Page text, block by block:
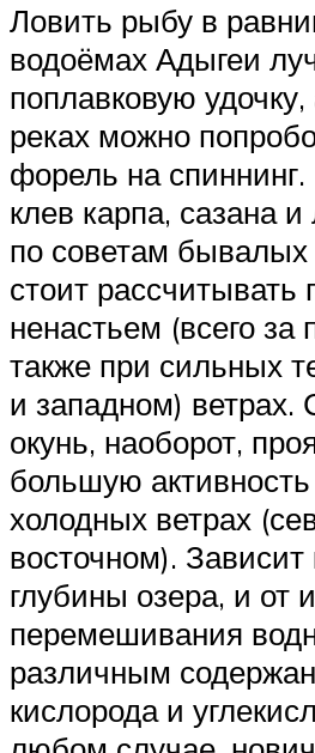
Ловить рыбу в
водоёмах Адыгеи
поплавковую
реках можно
форель на
клев карпа, сазана
по советам бывалых
стоит рассчитывать
ненастьем (всего за
также при сильных
и западном) ветрах.
окунь, наоборот,
большую
холодных ветрах
восточном). Зависит
глубины озера, и от
перемешивания
различным
кислорода и